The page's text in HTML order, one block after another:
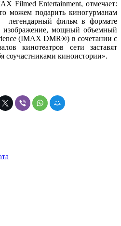
Filmed Entertainment, отмечает:
можем подарить киногурманам
легендарный фильм в формате
изображение, мощный объемный
(IMAX DMR®) в сочетании с
кинотеатров сети заставят
соучастниками киноистории».